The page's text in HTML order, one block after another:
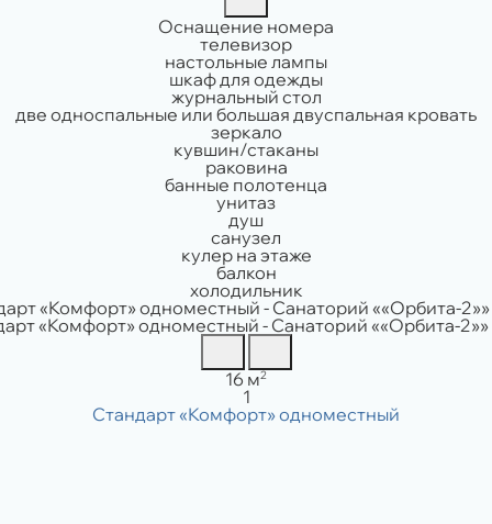
Оснащение номера
телевизор
настольные лампы
шкаф для одежды
журнальный стол
две односпальные или большая двуспальная кровать
зеркало
кувшин/стаканы
раковина
банные полотенца
унитаз
душ
санузел
кулер на этаже
балкон
холодильник
Площадь:
16 м2
Вместимость:
1